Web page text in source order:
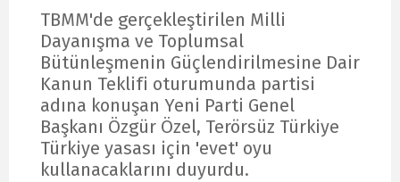
TBMM'de gerçekleştirilen Milli
Dayanışma ve Toplumsal
Bütünleşmenin Güçlendirilmesine Dair
Kanun Teklifi oturumunda partisi
adına konuşan Yeni Parti Genel
Başkanı Özgür Özel, Terörsüz Türkiye
Türkiye yasası için 'evet' oyu
kullanacaklarını duyurdu.